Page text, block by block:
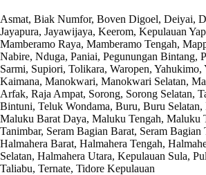
Asmat, Biak Numfor, Boven Digoel, Deiyai,
Jayapura, Jayawijaya, Keerom, Kepulauan
Mamberamo Raya, Mamberamo Tengah,
Nabire, Nduga, Paniai, Pegunungan Bintang,
Sarmi, Supiori, Tolikara, Waropen, Yahukimo,
Kaimana, Manokwari, Manokwari Selatan,
Arfak, Raja Ampat, Sorong, Sorong Selatan,
Bintuni, Teluk Wondama, Buru, Buru Selatan,
Maluku Barat Daya, Maluku Tengah, Maluku
Tanimbar, Seram Bagian Barat, Seram
Halmahera Barat, Halmahera Tengah,
Selatan, Halmahera Utara, Kepulauan Sula,
Taliabu, Ternate, Tidore Kepulauan